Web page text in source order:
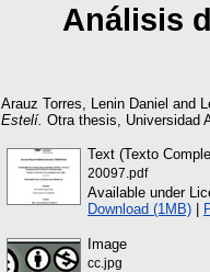
Análisis
Arauz Torres, Lenin Daniel and
Estelí. Otra thesis, Universidad
Text (Texto
20097.pdf
Available under
Download (1MB) |
Image
cc.jpg